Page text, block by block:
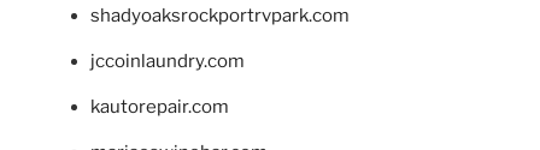
shadyoaksrockportrvpark.com
jccoinlaundry.com
kautorepair.com